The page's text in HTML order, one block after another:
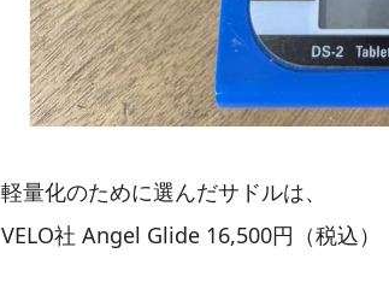
軽量化のために選んだサドルは、
VELO社 Angel Glide 16,500円（税込）